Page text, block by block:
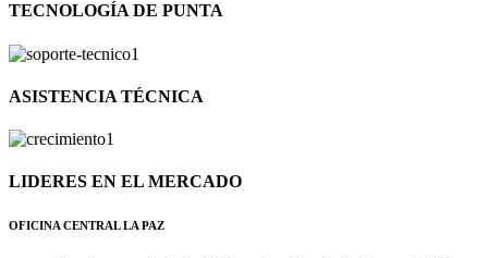
TECNOLOGÍA DE PUNTA
ASISTENCIA TÉCNICA
LIDERES EN EL MERCADO
OFICINA CENTRAL LA PAZ